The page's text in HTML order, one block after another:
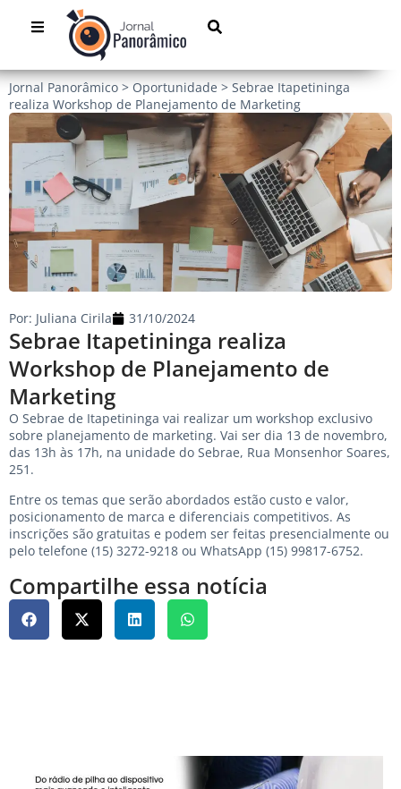
Jornal Panorâmico > Oportunidade > Sebrae Itapetininga
realiza Workshop de Planejamento de Marketing
Sebrae Itapetininga realiza
Workshop de Planejamento de
Marketing
Por: Juliana Cirila 31/10/2024
O Sebrae de Itapetininga vai realizar um workshop exclusivo
sobre planejamento de marketing. Vai ser dia 13 de novembro,
das 13h às 17h, na unidade do Sebrae, Rua Monsenhor Soares,
251.
Entre os temas que serão abordados estão custo e valor,
posicionamento de marca e diferenciais competitivos. As
inscrições são gratuitas e podem ser feitas presencialmente ou
pelo telefone (15) 3272-9218 ou WhatsApp (15) 99817-6752.
Compartilhe essa notícia